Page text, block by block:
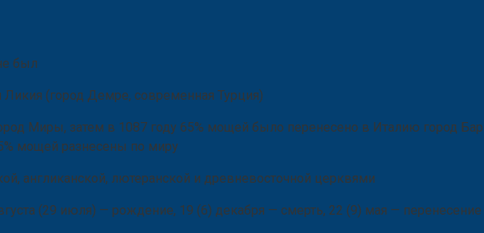
был
Ликия (город Демре, современная Турция)
Миры, затем в 1087 году 65% мощей было перенесено в Италию город
мощей разнесены по миру
англиканской, лютеранской и древневосточной церквями
(29 июля) — рождение, 19 (6) декабря — смерть, 22 (9) мая —